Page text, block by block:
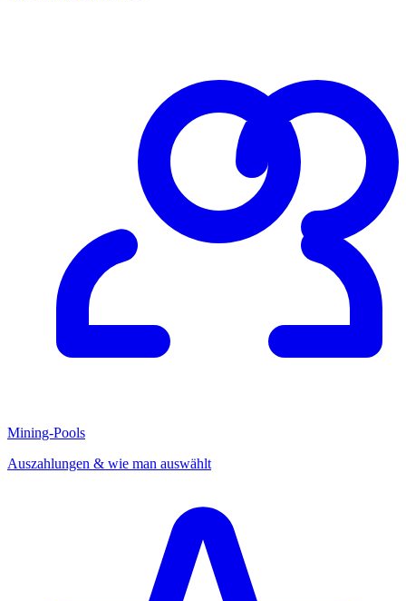
Mining-Pools
Auszahlungen & wie man auswählt